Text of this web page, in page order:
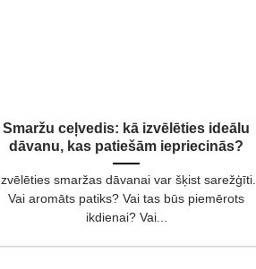
Smaržu ceļvedis: kā izvēlēties ideālu
dāvanu, kas patiešām iepriecinās?
Izvēlēties smaržas dāvanai var šķist sarežģīti.
Vai aromāts patiks? Vai tas būs piemērots
ikdienai? Vai...